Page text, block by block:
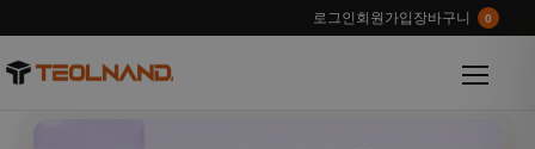
로그인 회원가입 장바구니 0